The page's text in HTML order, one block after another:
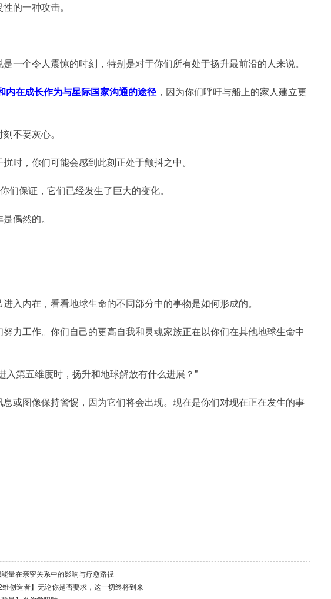
的一种攻击。
一个令人震惊的时刻，特别是对于你们所有处于扬升最前沿的人来说。
内在成长作为与星际国家沟通的途径 ，因为你们呼吁与船上的家人建立更
不要灰心。
时，你们可能会感到此刻正处于颤抖之中。
们保证，它们已经发生了巨大的变化。
偶然的。
入内在，看看地球生命的不同部分中的事物是如何形成的。
力工作。你们自己的更高自我和灵魂家族正在以你们在其他地球生命中
第五维度时，扬升和地球解放有什么进展？”
或图像保持警惕，因为它们将会出现。现在是你们对现在正在发生的事
量在亲密关系中的影响与疗愈路径
维创造者】无论你是否要求，这一切终将到来